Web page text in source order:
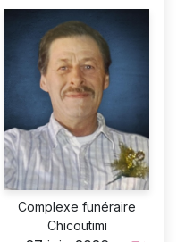
Complexe funéraire
Chicoutimi